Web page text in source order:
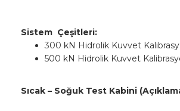
Sistem Çeşitleri:
300 kN Hidrolik Kuvvet
500 kN Hidrolik Kuvvet
Sıcak – Soğuk Test Kabini